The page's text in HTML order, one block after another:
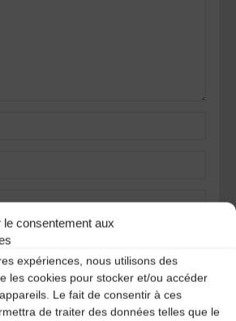
le consentement aux
expériences, nous utilisons des
les cookies pour stocker et/ou accéder
Le fait de consentir à ces
de traiter des données telles que le
and site URL in my browser for next
pour réduire les indésirables.En